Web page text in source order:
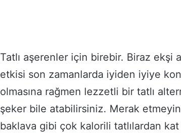
Tatlı aşerenler için birebir. Biraz ekşi
etkisi son zamanlarda iyiden iyiye
olmasına rağmen lezzetli bir tatlı
şeker bile atabilirsiniz. Merak etmeyin
baklava gibi çok kalorili tatlılardan